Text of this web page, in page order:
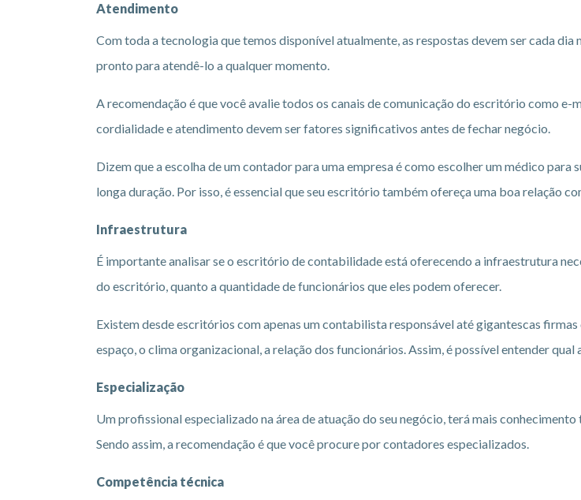
Atendimento
Com toda a tecnologia que temos disponível atualmente, as respostas devem ser cada
pronto para atendê-lo a qualquer momento.
A recomendação é que você avalie todos os canais de comunicação do escritório como
cordialidade e atendimento devem ser fatores significativos antes de fechar negócio.
Dizem que a escolha de um contador para uma empresa é como escolher um médico para
longa duração. Por isso, é essencial que seu escritório também ofereça uma boa relação
Infraestrutura
É importante analisar se o escritório de contabilidade está oferecendo a infraestrutura
do escritório, quanto a quantidade de funcionários que eles podem oferecer.
Existem desde escritórios com apenas um contabilista responsável até gigantescas
espaço, o clima organizacional, a relação dos funcionários. Assim, é possível entender qual
Especialização
Um profissional especializado na área de atuação do seu negócio, terá mais
Sendo assim, a recomendação é que você procure por contadores especializados.
Competência técnica